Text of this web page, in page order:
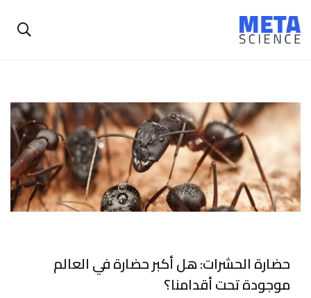
حضارة الحشرات: هل أكبر حضارة في العالم
موجودة تحت أقدامنا؟